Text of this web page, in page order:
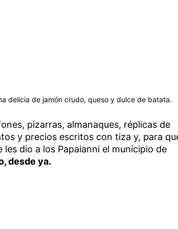
delicia de jamón crudo, queso y dulce de batata.
pizarras, almanaques, réplicas de
y precios escritos con tiza y, para
les dio a los Papaianni el municipio de
desde ya.